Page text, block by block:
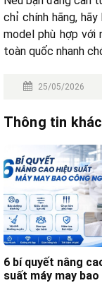
chỉ chính hãng,
model phù hợp với
toàn quốc nhanh
25/05/2026
Thông tin khác
6 bí quyết nâng
suất máy may